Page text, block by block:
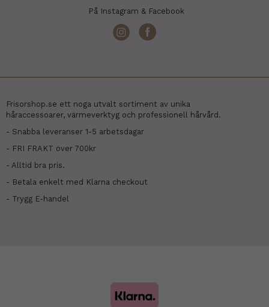
På Instagram & Facebook
Frisorshop.se ett noga utvalt sortiment av unika
håraccessoarer, värmeverktyg och professionell hårvård.
- Snabba leveranser 1-5 arbetsdagar
- FRI FRAKT över 700kr
- Alltid bra pris.
- Betala enkelt med Klarna checkout
- Trygg E-handel